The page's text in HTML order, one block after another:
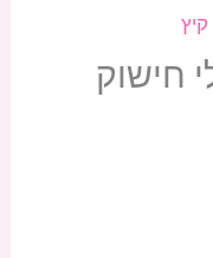
קיץ
חישוק